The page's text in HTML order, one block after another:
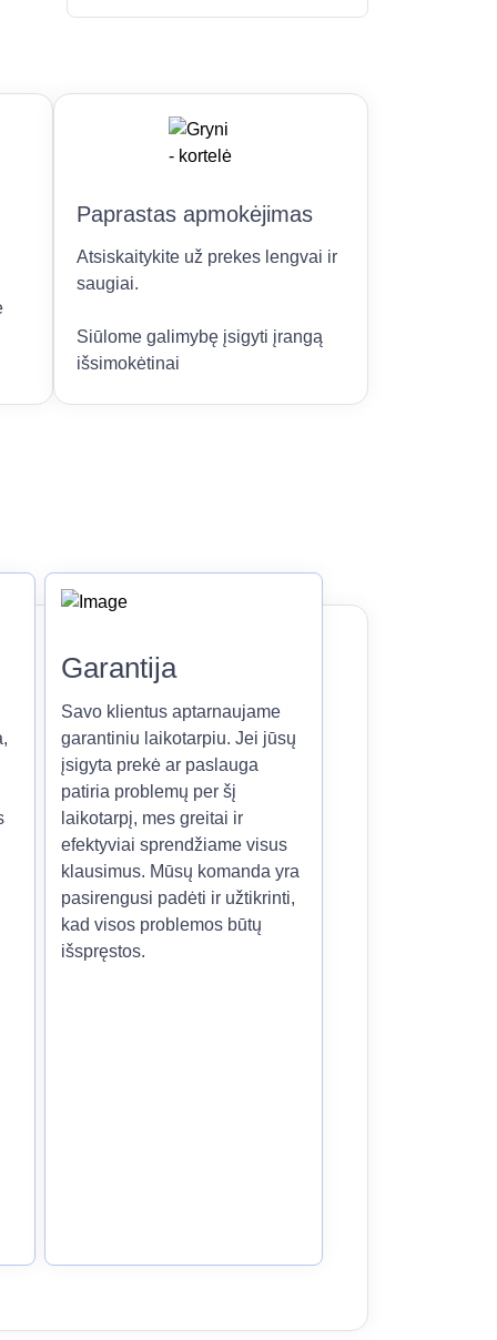
Paprastas apmokėjimas
Atsiskaitykite už prekes lengvai ir
saugiai.
Siūlome galimybę įsigyti įrangą
išsimokėtinai
Garantija
Savo klientus aptarnaujame
garantiniu laikotarpiu. Jei jūsų
įsigyta prekė ar paslauga
patiria problemų per šį
laikotarpį, mes greitai ir
efektyviai sprendžiame visus
klausimus. Mūsų komanda yra
pasirengusi padėti ir užtikrinti,
kad visos problemos būtų
išspręstos.